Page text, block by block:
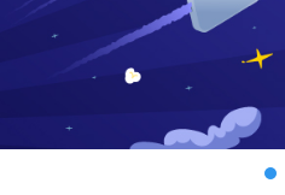
商家介紹
商場活動